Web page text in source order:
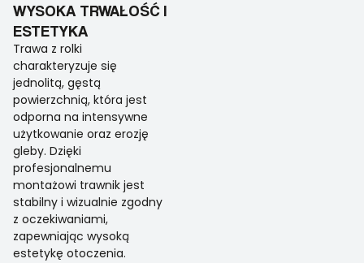
WYSOKA TRWAŁOŚĆ I
ESTETYKA
Trawa z rolki
charakteryzuje się
jednolitą, gęstą
powierzchnią, która jest
odporna na intensywne
użytkowanie oraz erozję
gleby. Dzięki
profesjonalnemu
montażowi trawnik jest
stabilny i wizualnie zgodny
z oczekiwaniami,
zapewniając wysoką
estetykę otoczenia.